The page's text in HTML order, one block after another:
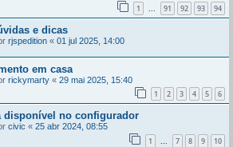
1 ... 91 92 93 94
e dicas
rjspedition « 01 jul 2025, 14:00
em casa
rickymarty « 29 mai 2025, 15:40
1 2 3 4 5 6
disponível no configurador
civic « 25 abr 2024, 08:55
1 ... 7 8 9 10